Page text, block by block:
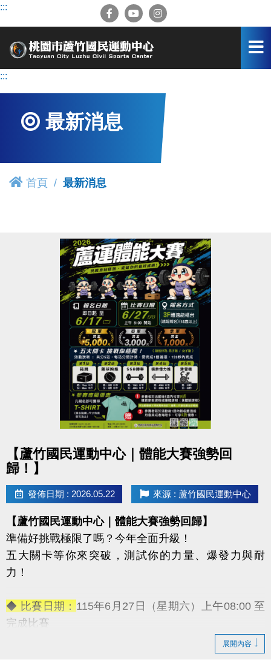
跳
容
:::
:::
最新消息
首頁 最新消息
【蘆竹國民運動中心｜體能大賽強勢回
歸！】
發佈日期 : 2026.05.22 來源 : 蘆竹國民運動中心
【蘆竹國民運動中心｜體能大賽強勢回歸】
準備好挑戰極限了嗎？今年全面升級！
五大關卡等你來突破，測試你的力量、爆發力與耐
力！
◆ 比賽日期：115年6月27日（星期六）上午08:00 至
完成比賽
18歲以上皆可參加（男子組／女子組）
展開內容